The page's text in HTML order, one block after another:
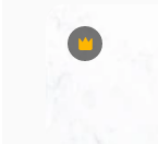
Premium